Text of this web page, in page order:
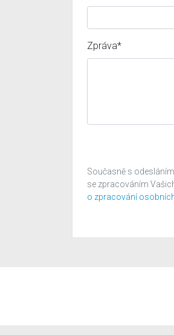
Zpráva*
Současně s
se zpracováním
o zpracování